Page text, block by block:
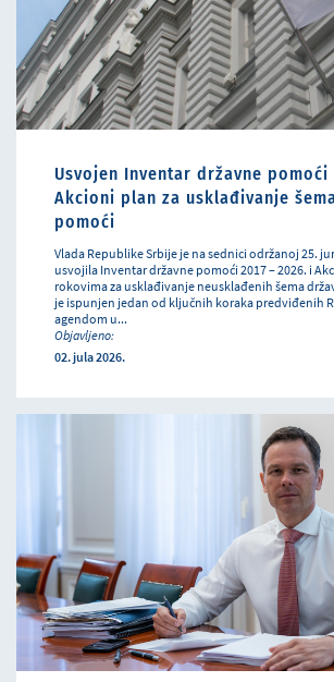
Usvojen Inventar državne pomoći
Akcioni plan za usklađivanje
pomoći
Vlada Republike Srbije je na sednici održanoj 25.
usvojila Inventar državne pomoći 2017 – 2026. i
rokovima za usklađivanje neusklađenih šema
je ispunjen jedan od ključnih koraka predviđenih
agendom u...
Objavljeno:
02. jula 2026.